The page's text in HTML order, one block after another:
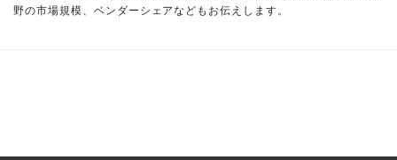
野の市場規模、ベンダーシェアなどもお伝えします。